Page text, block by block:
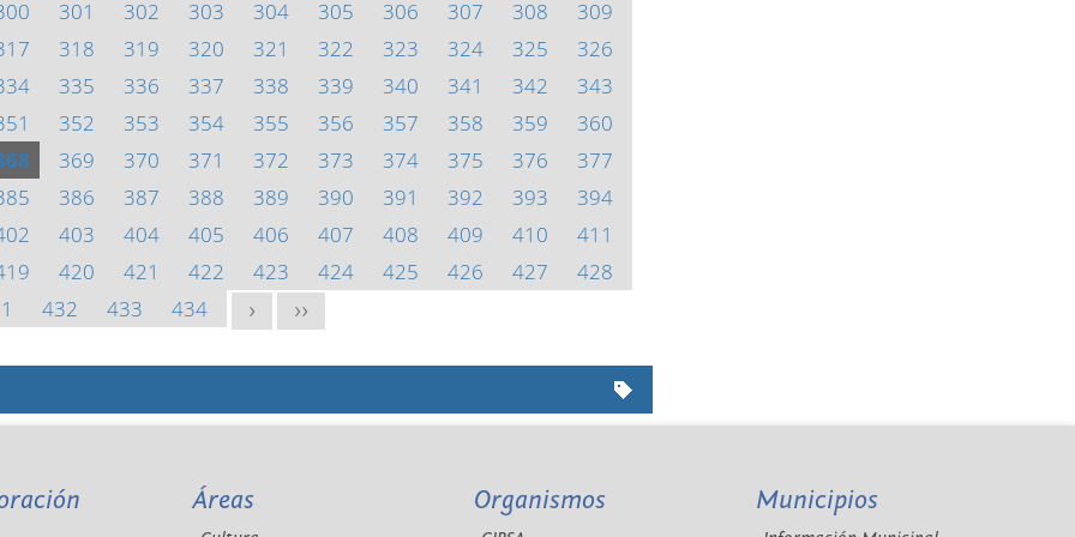
301 302 303 304 305 306 307 308
309
318 319 320 321 322 323 324 325
326
335 336 337 338 339 340 341 342
343
352 353 354 355 356 357 358 359
360
369 370 371 372 373 374 375 376
377
386 387 388 389 390 391 392 393
394
403 404 405 406 407 408 409 410
411
420 421 422 423 424 425 426 427
428
432 433 434 > >>
Áreas Organismos Municipios